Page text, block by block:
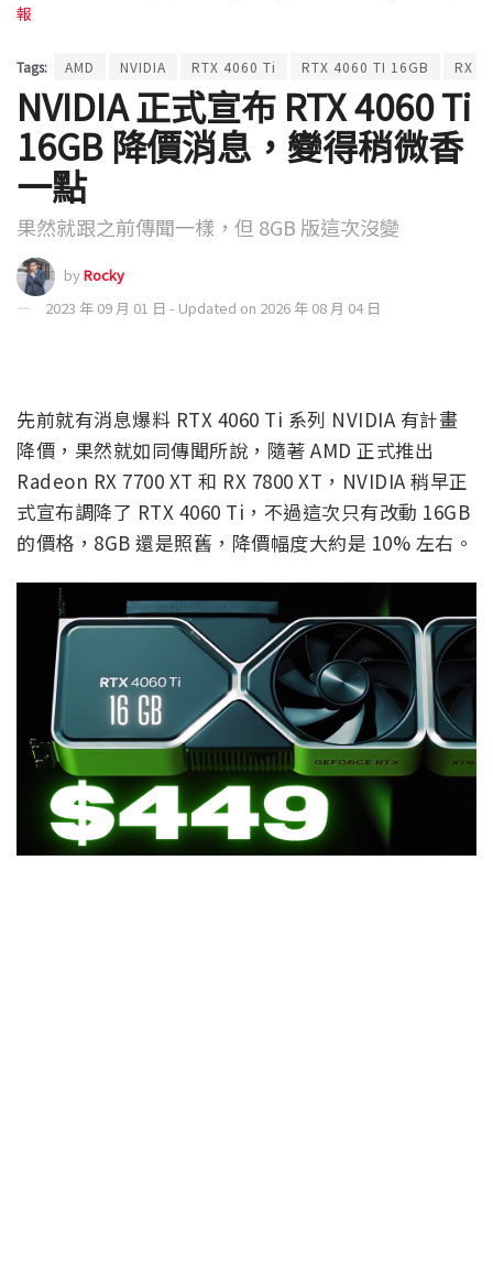
報
Tags: AMD NVIDIA RTX 4060 Ti RTX 4060 TI 16GB RX
NVIDIA 正式宣布 RTX 4060 Ti
16GB 降價消息，變得稍微香
一點
果然就跟之前傳聞一樣，但 8GB 版這次沒變
byRocky
2023 年 09 月 01 日 - Updated on 2026 年 08 月 04 日
先前就有消息爆料 RTX 4060 Ti 系列 NVIDIA 有計畫
降價，果然就如同傳聞所說，隨著 AMD 正式推出
Radeon RX 7700 XT 和 RX 7800 XT，NVIDIA 稍早正
式宣布調降了 RTX 4060 Ti，不過這次只有改動 16GB
的價格，8GB 還是照舊，降價幅度大約是 10% 左右。